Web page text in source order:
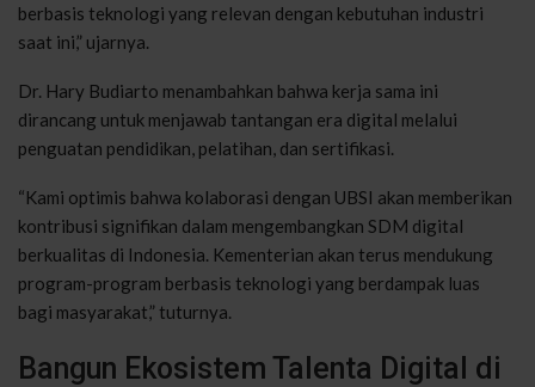
berbasis teknologi yang relevan dengan kebutuhan industri
saat ini,” ujarnya.
Dr. Hary Budiarto menambahkan bahwa kerja sama ini
dirancang untuk menjawab tantangan era digital melalui
penguatan pendidikan, pelatihan, dan sertifikasi.
“Kami optimis bahwa kolaborasi dengan UBSI akan memberikan
kontribusi signifikan dalam mengembangkan SDM digital
berkualitas di Indonesia. Kementerian akan terus mendukung
program-program berbasis teknologi yang berdampak luas
bagi masyarakat,” tuturnya.
Bangun Ekosistem Talenta Digital di